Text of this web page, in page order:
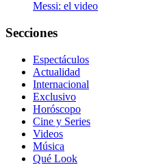
Messi: el video
Secciones
Espectáculos
Actualidad
Internacional
Exclusivo
Horóscopo
Cine y Series
Videos
Música
Qué Look